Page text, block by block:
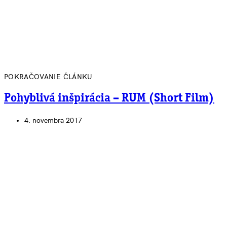
POKRAČOVANIE ČLÁNKU
Pohyblivá inšpirácia – RUM (Short Film)
4. novembra 2017